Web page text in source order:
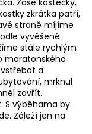
Zase kostečky,
zkrátka patří,
straně míjíme
vyvěšené
stále rychlým
maratonského
a
mrknul
zavřít.
S výběhama by
Záleží jen na